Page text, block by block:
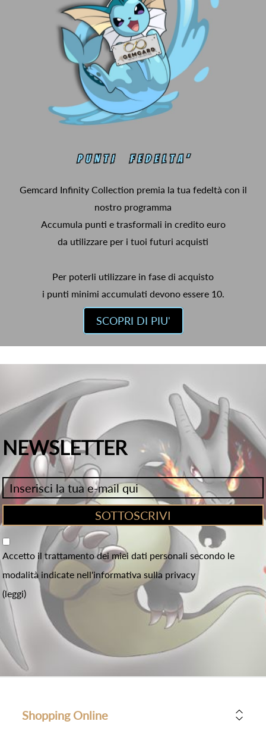
Gemcard Infinity Collection premia la tua fedeltà con il
nostro programma
Accumula punti e trasformali in credito euro
da utilizzare per i tuoi futuri acquisti
Per poterli utilizzare in fase di acquisto
i punti minimi accumulati devono essere 10.
SCOPRI DI PIU'
NEWSLETTER
Accetto il trattamento dei miei dati personali secondo le
modalità indicate nell'informativa sulla privacy
(leggi)
Shopping Online